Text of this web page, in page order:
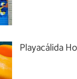
Playacálida